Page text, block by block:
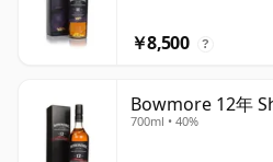
￥8,500 ?
Bowmore 12年
700ml • 40%